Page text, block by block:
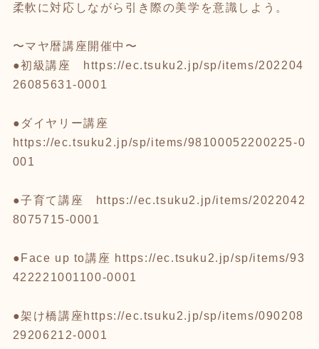
柔軟に対応しながら引き際の美学を意識しよう。
〜マヤ暦講座開催中〜
●初級講座
https://ec.tsuku2.jp/sp/items/202204
26085631-0001
●ダイヤリー講座
https://ec.tsuku2.jp/sp/items/98100052200225-0
001
●子育て講座
https://ec.tsuku2.jp/items/2022042
8075715-0001
●Face up to講座 https://ec.tsuku2.jp/sp/items/93
422221001100-0001
●架け橋講座 https://ec.tsuku2.jp/sp/items/090208
29206212-0001